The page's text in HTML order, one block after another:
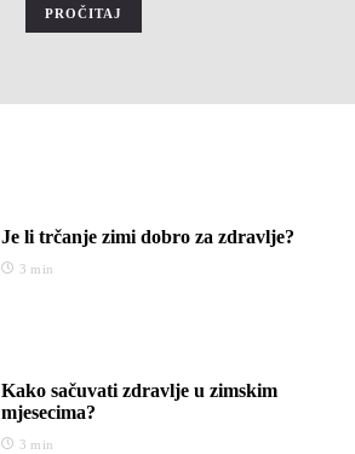
PROČITAJ
Je li trčanje zimi dobro za zdravlje?
3 min
Kako sačuvati zdravlje u zimskim
mjesecima?
3 min